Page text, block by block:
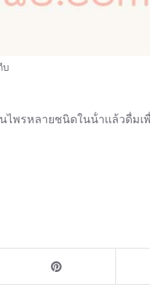
บ
พรหลายชนิดในน้ําเเล้วดื่ม